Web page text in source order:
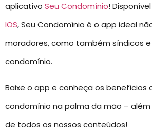
aplicativo Seu Condomínio!
IOS, Seu Condomínio é o app ideal
moradores, como também síndicos
condomínio.
Baixe o app e conheça os benefícios
condomínio na palma da mão –
de todos os nossos conteúdos!